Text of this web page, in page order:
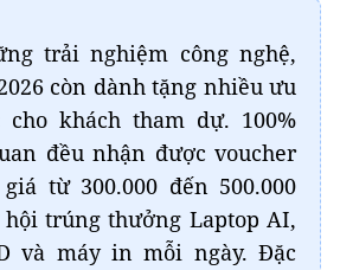
trải nghiệm công nghệ,
còn dành tặng nhiều ưu
khách tham dự. 100%
đều nhận được voucher
từ 300.000 đến 500.000
hội trúng thưởng Laptop AI,
và máy in mỗi ngày. Đặc